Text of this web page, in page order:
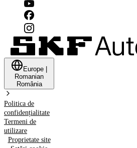
Europe
Romanian
România
Politica de
confidențialitate
Termeni de
utilizare
Proprietate site